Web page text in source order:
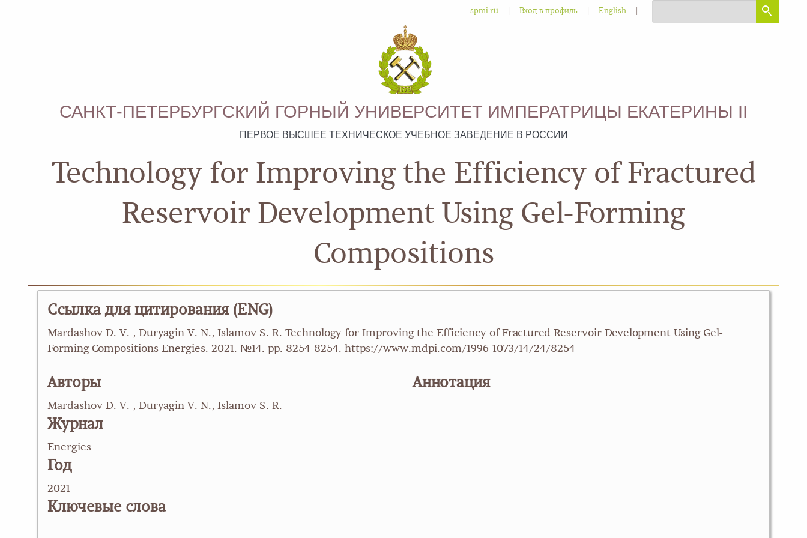
spmi.ru Вход в профиль English
САНКТ-ПЕТЕРБУРГСКИЙ ГОРНЫЙ УНИВЕРСИТЕТ ИМПЕРАТРИЦЫ ЕКАТЕРИНЫ II
ПЕРВОЕ ВЫСШЕЕ ТЕХНИЧЕСКОЕ УЧЕБНОЕ ЗАВЕДЕНИЕ В РОССИИ
Technology for Improving the Efficiency of Fractured
Reservoir Development Using Gel-Forming
Compositions
Ссылка для цитирования (ENG)
Mardashov D. V. , Duryagin V. N., Islamov S. R. Technology for Improving the Efficiency of Fractured Reservoir Development Using Gel-
Forming Compositions Energies. 2021. №14. pp. 8254-8254. https://www.mdpi.com/1996-1073/14/24/8254
Авторы
Mardashov D. V. , Duryagin V. N., Islamov S. R.
Журнал
Energies
Год
2021
Ключевые слова
Аннотация